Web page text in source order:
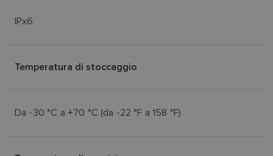
IPx6
Temperatura di stoccaggio
Da -30 °C a +70 °C (da -22 °F a 158 °F)